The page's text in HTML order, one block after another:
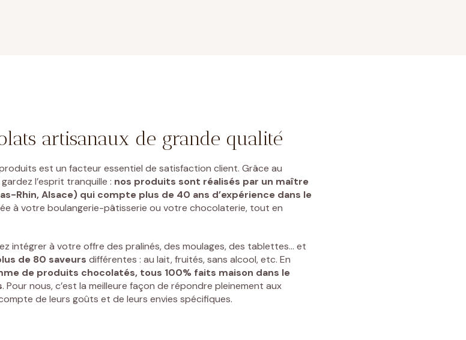
artisanaux de grande qualité
est un facteur essentiel de satisfaction client. Grâce au
l’esprit tranquille : nos produits sont réalisés par un maître
Rhin, Alsace) qui compte plus de 40 ans d’expérience dans le
à votre boulangerie-pâtisserie ou votre chocolaterie, tout en
intégrer à votre offre des pralinés, des moulages, des tablettes… et
de 80 saveurs différentes : au lait, fruités, sans alcool, etc. En
de produits chocolatés, tous 100% faits maison dans le
. Pour nous, c’est la meilleure façon de répondre pleinement aux
de leurs goûts et de leurs envies spécifiques.